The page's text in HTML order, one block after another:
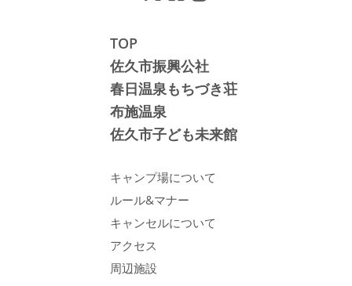
TOP
佐久市振興公社
春日温泉もちづき荘
布施温泉
佐久市子ども未来館
キャンプ場について
ルール&マナー
キャンセルについて
アクセス
周辺施設